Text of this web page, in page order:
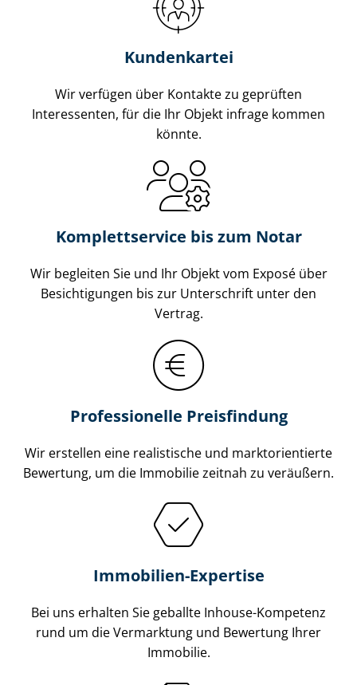
Kundenkartei
Wir verfügen über Kontakte zu geprüften
Interessenten, für die Ihr Objekt infrage kommen
könnte.
Komplettservice bis zum Notar
Wir begleiten Sie und Ihr Objekt vom Exposé über
Besichtigungen bis zur Unterschrift unter den
Vertrag.
Professionelle Preisfindung
Wir erstellen eine realistische und markt­ori­en­tier­te
Bewertung, um die Immobilie zeitnah zu veräußern.
Immobilien-Expertise
Bei uns erhalten Sie geballte Inhouse-Kompetenz
rund um die Vermarktung und Bewertung Ihrer
Immobilie.